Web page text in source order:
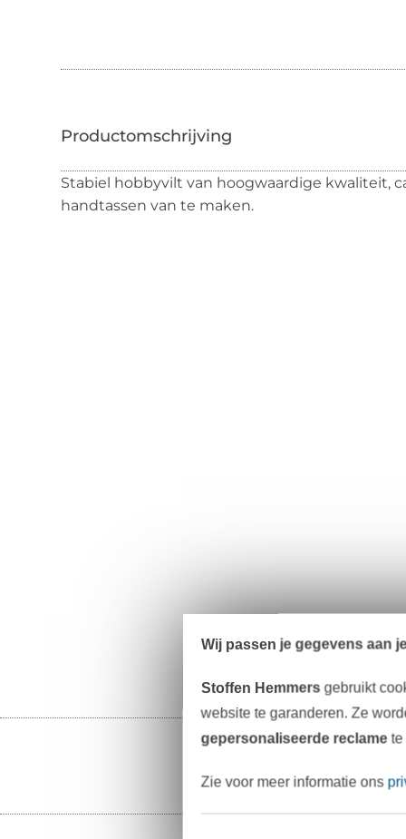
Stabiel hobbyvilt van hoogwaardige kwaliteit,
handtassen van te maken.
Wij passen je gegevens aan
Stoffen Hemmers gebruikt
website te garanderen. Ze
gepersonaliseerde reclamete
Zie voor meer informatie ons